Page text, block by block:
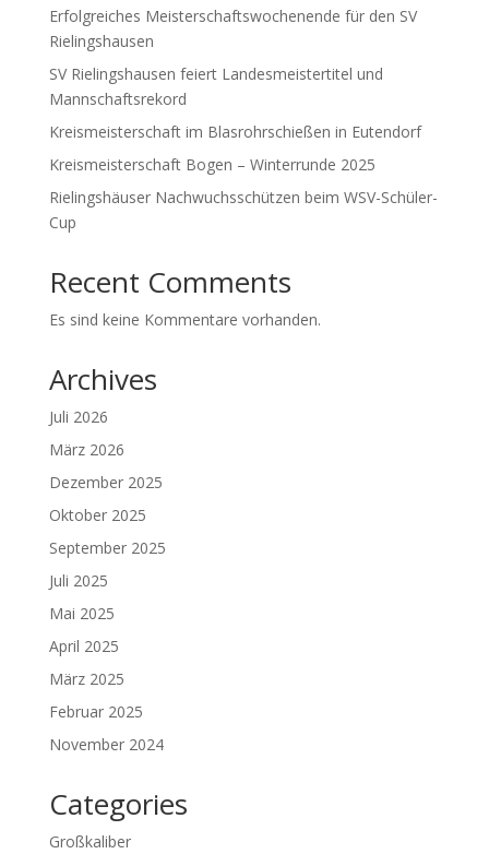
Erfolgreiches Meisterschaftswochenende für den SV
Rielingshausen
SV Rielingshausen feiert Landesmeistertitel und
Mannschaftsrekord
Kreismeisterschaft im Blasrohrschießen in Eutendorf
Kreismeisterschaft Bogen – Winterrunde 2025
Rielingshäuser Nachwuchsschützen beim WSV-Schüler-
Cup
Recent Comments
Es sind keine Kommentare vorhanden.
Archives
Juli 2026
März 2026
Dezember 2025
Oktober 2025
September 2025
Juli 2025
Mai 2025
April 2025
März 2025
Februar 2025
November 2024
Categories
Großkaliber